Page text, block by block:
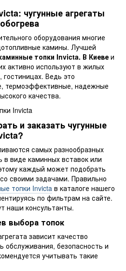
чугунные агрегаты
оборудования многие
камины. Лучшей
топки Invicta. В Киеве и
активно используют в жилых
Ведь это
термоэффективные, надежные
качества.
и заказать чугунные
самых разнообразных
виде каминных вставок или
каждый может подобрать
своими задачами. Правильно
топки Invictaв каталоге нашего
по фильтрам на сайте.
наши консультанты.
выбора топок
зависит качество
обслуживания, безопасность и
учитывать такие